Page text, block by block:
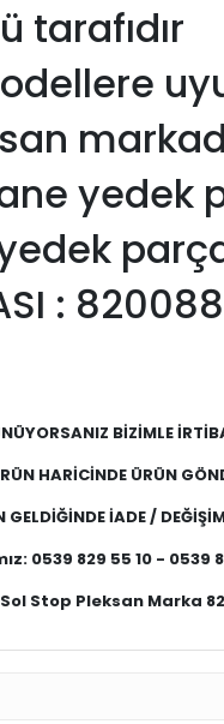
tarafıdır
yedek
:
BİZİMLE
HARİCİNDE ÜRÜN
İADE /
0539 829 55 10 - 0539
Stop Pleksan Marka